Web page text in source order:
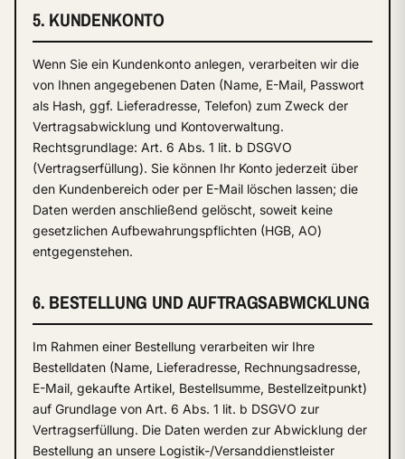
5. KUNDENKONTO
Wenn Sie ein Kundenkonto anlegen, verarbeiten wir die
von Ihnen angegebenen Daten (Name, E-Mail, Passwort
als Hash, ggf. Lieferadresse, Telefon) zum Zweck der
Vertragsabwicklung und Kontoverwaltung.
Rechtsgrundlage: Art. 6 Abs. 1 lit. b DSGVO
(Vertragserfüllung). Sie können Ihr Konto jederzeit über
den Kundenbereich oder per E-Mail löschen lassen; die
Daten werden anschließend gelöscht, soweit keine
gesetzlichen Aufbewahrungspflichten (HGB, AO)
entgegenstehen.
6. BESTELLUNG UND AUFTRAGSABWICKLUNG
Im Rahmen einer Bestellung verarbeiten wir Ihre
Bestelldaten (Name, Lieferadresse, Rechnungsadresse,
E-Mail, gekaufte Artikel, Bestellsumme, Bestellzeitpunkt)
auf Grundlage von Art. 6 Abs. 1 lit. b DSGVO zur
Vertragserfüllung. Die Daten werden zur Abwicklung der
Bestellung an unsere Logistik-/Versanddienstleister